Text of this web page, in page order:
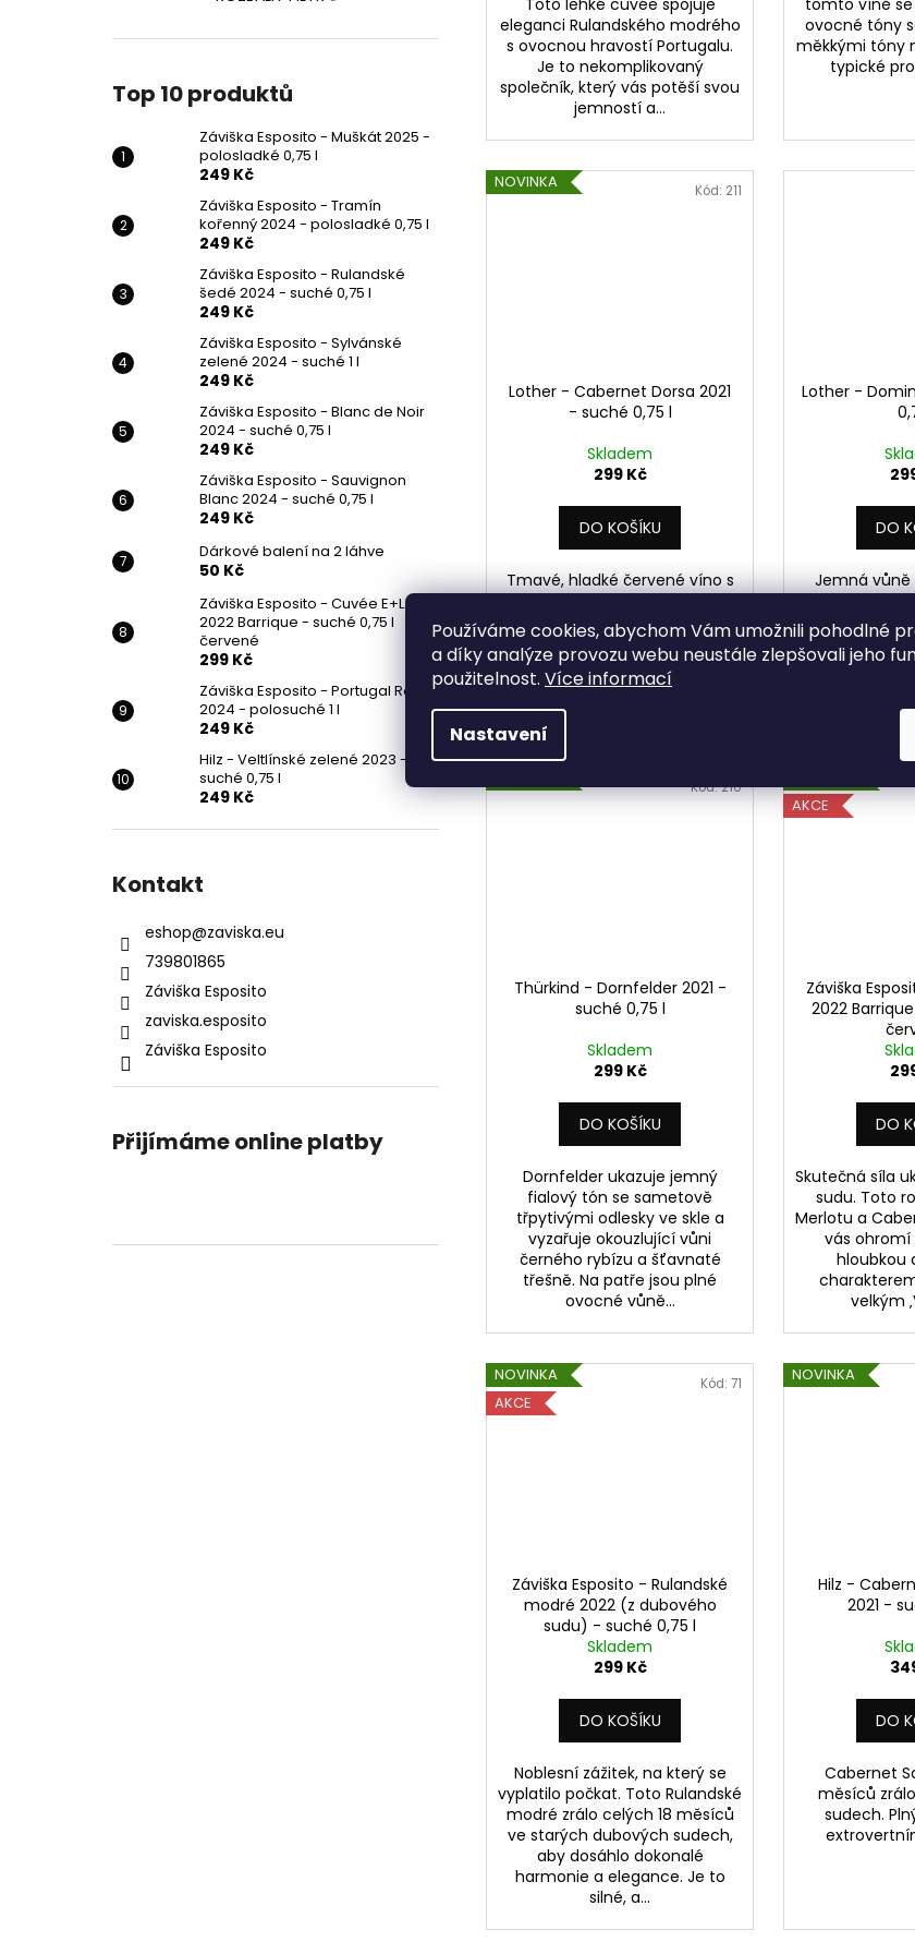
Používáme cookies, abychom Vám umožnili pohodlné
a díky analýze provozu webu neustále zlepšovali jeho
použitelnost. Více informací
Nastavení
Top 10 produktů
Záviška Esposito - Muškát 2025 -
polosladké 0,75 l
249 Kč
Záviška Esposito - Tramín
kořenný 2024 - polosladké 0,75 l
249 Kč
Záviška Esposito - Rulandské
šedé 2024 - suché 0,75 l
249 Kč
Záviška Esposito - Sylvánské
zelené 2024 - suché 1 l
249 Kč
Záviška Esposito - Blanc de Noir
2024 - suché 0,75 l
249 Kč
Záviška Esposito - Sauvignon
Blanc 2024 - suché 0,75 l
249 Kč
Dárkové balení na 2 láhve
50 Kč
Záviška Esposito - Cuvée E+L.
2022 Barrique - suché 0,75 l
červené
299 Kč
Záviška Esposito - Portugal Rosé
2024 - polosuché 1 l
249 Kč
Hilz - Veltlínské zelené 2023 -
suché 0,75 l
249 Kč
Kontakt
eshop@zaviska.eu
739801865
Záviška Esposito
zaviska.esposito
Záviška Esposito
Přijímáme online platby
Toto lehké cuvée spojuje
eleganci Rulandského modrého
s ovocnou hravostí Portugalu.
Je to nekomplikovaný
společník, který vás potěší svou
jemností a...
tomto víně
ovocné tóny
měkkými tóny
typické
NOVINKA
Lother - Cabernet Dorsa 2021
- suché 0,75 l
Skladem
299 Kč
DO KOŠÍKU
Tmavé, hladké červené víno s
elegantními taniny.
Kód: 211
Lother -
DO
Jemná vůně
dřímajícího v
velkých
Medaile
Thürkind - Dornfelder 2021 -
suché 0,75 l
Skladem
299 Kč
DO KOŠÍKU
Dornfelder ukazuje jemný
fialový tón se sametově
třpytivými odlesky ve skle a
vyzařuje okouzlující vůni
černého rybízu a šťavnaté
třešně. Na patře jsou plné
ovocné vůně...
Kód:210
AKCE
Záviška
2022
DO
Skutečná síla
sudu. Toto
Merlotu a
vás ohromí
hloubkou
velkým
NOVINKA
AKCE
Záviška Esposito - Rulandské
modré 2022 (z dubového
sudu) - suché 0,75 l
Skladem
299 Kč
DO KOŠÍKU
Noblesní zážitek, na který se
vyplatilo počkat. Toto Rulandské
modré zrálo celých 18 měsíců
ve starých dubových sudech,
aby dosáhlo dokonalé
harmonie a elegance. Je to
silné, a...
Kód:71 NOVINKA
Hilz -
2021 -
DO
Cabernet
měsíců
sudech.